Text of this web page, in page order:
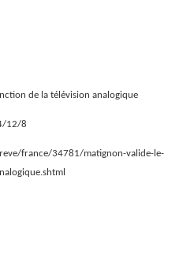
de la télévision analogique
12/8
france/34781/matignon-valide-le-